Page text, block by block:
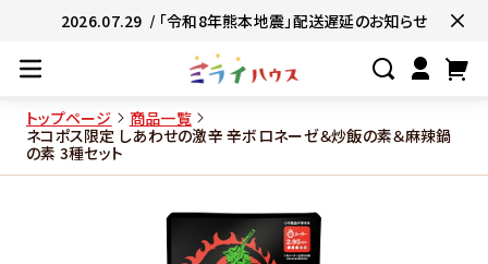
2026.07.29 / 「令和8年熊本地震」配送遅延のお知らせ
#簡単便利👍
#たっぷり満腹😋
トップページ
商品一覧
ネコポス限定 しあわせの激辛 辛ボロネーゼ＆炒飯の素＆麻辣鍋
の素 3種セット